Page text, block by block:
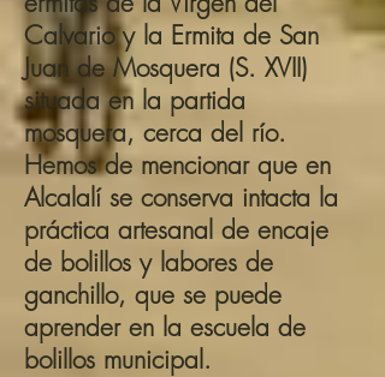
Calvario y la Ermita de San
Juan de Mosquera (S. XVII)
situada en la partida
mosquera, cerca del río.
Hemos de mencionar que en
Alcalalí se conserva intacta la
práctica artesanal de encaje
de bolillos y labores de
ganchillo, que se puede
aprender en la escuela de
bolillos municipal.